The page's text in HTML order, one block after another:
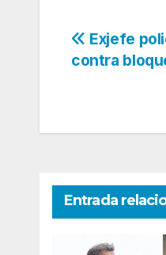
Exjefe
contra
Entrada